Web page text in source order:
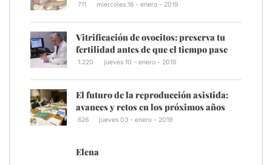
711 miércoles 16 - enero - 2019
Vitrificación de ovocitos: preserva tu
fertilidad antes de que el tiempo pase
1.220 jueves 10 - enero - 2019
El futuro de la reproducción asistida:
avances y retos en los próximos años
626 jueves 03 - enero - 2019
Elena